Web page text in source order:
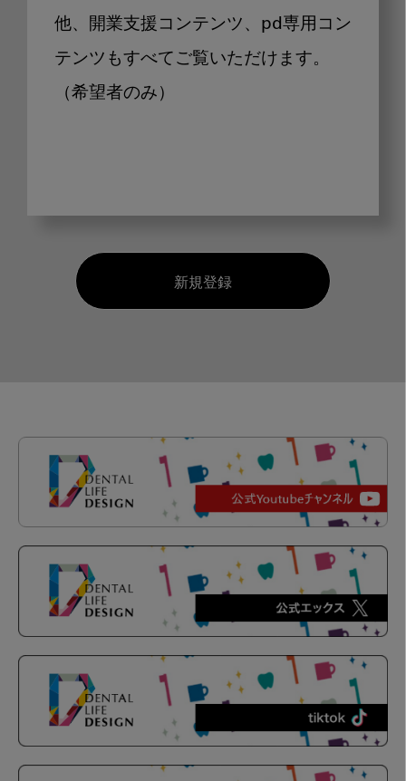
他、開業支援コンテンツ、pd専用コン
テンツもすべてご覧いただけます。
（希望者のみ）
新規登録